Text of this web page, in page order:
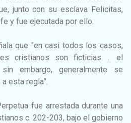
junto con su esclava Felicitas,
y fue ejecutada por ello.
que "en casi todos los casos,
cristianos son ficticias ... el
embargo, generalmente se
esta regla”.
fue arrestada durante una
c. 202-203, bajo el gobierno